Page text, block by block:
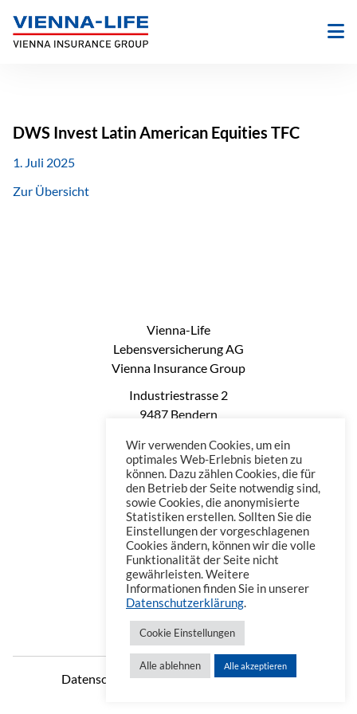
Inhalt
springen
DWS Invest Latin American Equities TFC
1. Juli 2025
Zur Übersicht
Vienna-Life
Lebensversicherung AG
Vienna Insurance Group
Industriestrasse 2
9487 Bendern
Phone: +423 235 0660
Telefax: +423 235 0669
Mail: office@vienna-life.li
Datenschutzerklärung Impressum
Wir verwenden Cookies, um ein
optimales Web-Erlebnis bieten zu
können. Dazu zählen Cookies, die für
den Betrieb der Seite notwendig sind,
sowie Cookies, die anonymisierte
Statistiken erstellen. Sollten Sie die
Einstellungen der vorgeschlagenen
Cookies ändern, können wir die volle
Funktionalität der Seite nicht
gewährleisten. Weitere
Informationen finden Sie in unserer
Datenschutzerklärung.
Cookie Einstellungen
Alle ablehnen Alle akzeptieren